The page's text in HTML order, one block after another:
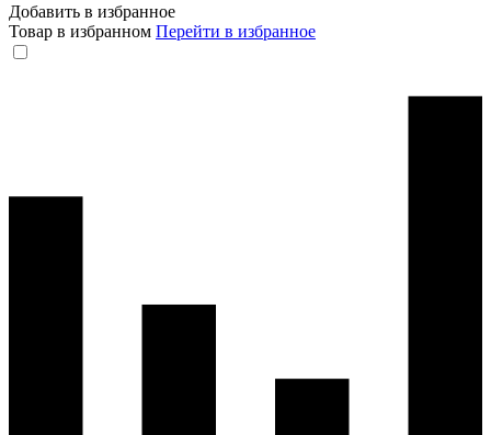
Добавить в избранное
Товар в избранном Перейти в избранное